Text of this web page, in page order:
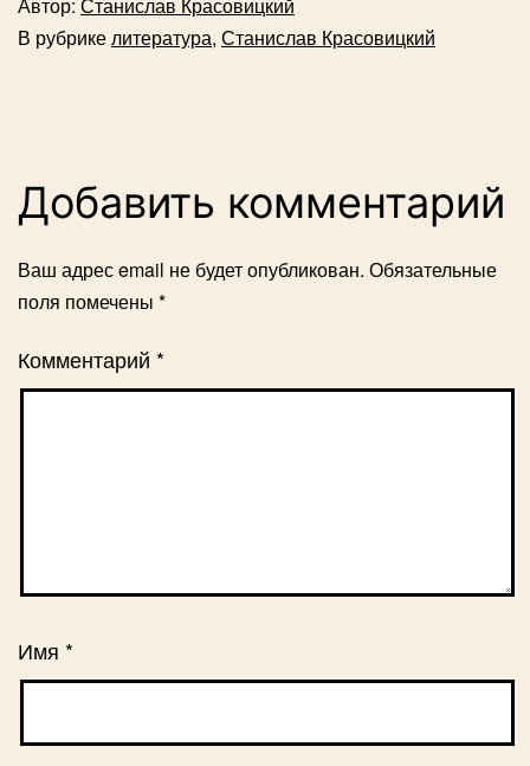
Автор: Станислав Красовицкий
В рубрикелитература, Станислав Красовицкий
Добавить комментарий
Ваш адрес email не будет опубликован. Обязательные
поля помечены *
Комментарий *
Имя *